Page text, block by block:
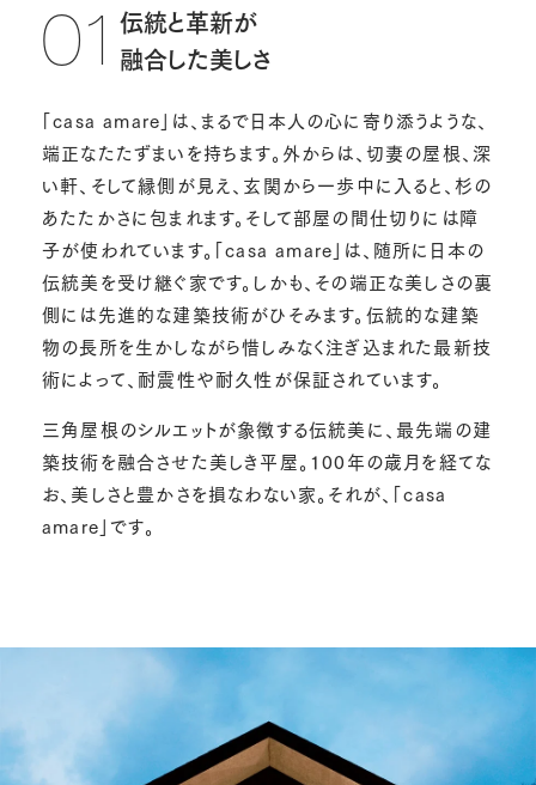
01 伝統と革新が
融合した美しさ
「casa amare」は、まるで日本人の心に寄り添うような、
端正なたたずまいを持ちます。外からは、切妻の屋根、深
い軒、そして縁側が見え、玄関から一歩中に入ると、杉の
あたたかさに包まれます。そして部屋の間仕切りには障
子が使われています。「casa amare」は、随所に日本の
伝統美を受け継ぐ家です。しかも、その端正な美しさの裏
側には先進的な建築技術がひそみます。伝統的な建築
物の長所を生かしながら惜しみなく注ぎ込まれた最新技
術によって、耐震性や耐久性が保証されています。
三角屋根のシルエットが象徴する伝統美に、最先端の建
築技術を融合させた美しき平屋。100年の歳月を経てな
お、美しさと豊かさを損なわない家。それが、「casa
amare」です。